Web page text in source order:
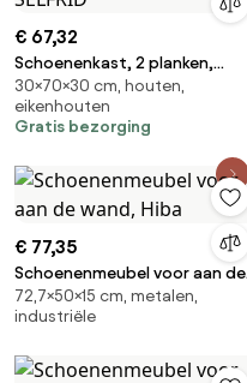
€ 67,32
Schoenenkast, 2 planken,
massief eiken, SELFRID
30×70×30 cm, houten,
eikenhouten
Gratis bezorging
€ 77,35
Schoenenmeubel voor aan de
wand, Hiba
72,7×50×15 cm, metalen,
industriële